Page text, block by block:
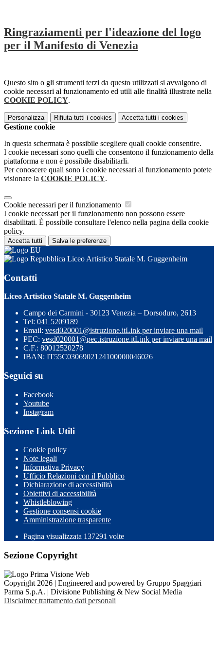
Ringraziamenti per l'ideazione del logo
per il Manifesto di Venezia
Questo sito o gli strumenti terzi da questo utilizzati si avvalgono di
cookie necessari al funzionamento ed utili alle finalità illustrate nella
COOKIE POLICY.
Personalizza Rifiuta tutti i cookies Accetta tutti i cookies
Gestione cookie
In questa schermata è possibile scegliere quali cookie consentire.
I cookie necessari sono quelli che consentono il funzionamento della
piattaforma e non è possibile disabilitarli.
Per conoscere quali sono i cookie necessari al funzionamento potete
visionare la COOKIE POLICY.
Cookie necessari per il funzionamento
I cookie necessari per il funzionamento non possono essere
disabilitati. È possibile consultare l'elenco nella pagina della cookie
policy.
Accetta tutti Salva le preferenze
Liceo Artistico Statale M. Guggenheim
Contatti
Liceo Artistico Statale M. Guggenheim
Campo dei Carmini - 30123 Venezia – Dorsoduro, 2613
Tel: 041 5209189
Email: vesd020001@istruzione.itLink per inviare una mail
PEC: vesd020001@pec.istruzione.itLink per inviare una mail
C.F.: 80012520278
IBAN: IT55C0306902124100000046026
Seguici su
Facebook
Youtube
Instagram
Sezione Link Utili
Cookie policy
Note legali
Informativa Privacy
Ufficio Relazioni con il Pubblico
Dichiarazione di accessibilità
Obiettivi di accessibilità
Whistleblowing
Gestione consensi cookie
Amministrazione trasparente
Pagina visualizzata 137291 volte
Sezione Copyright
Copyright 2026 | Engineered and powered by Gruppo Spaggiari
Parma S.p.A. | Divisione Publishing & New Social Media
Disclaimer trattamento dati personali